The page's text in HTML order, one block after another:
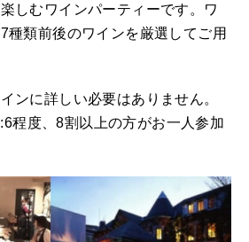
しむワインパーティーです。ワ
種類前後のワインを厳選してご用
ンに詳しい必要はありません。
程度、8割以上の方がお一人参加